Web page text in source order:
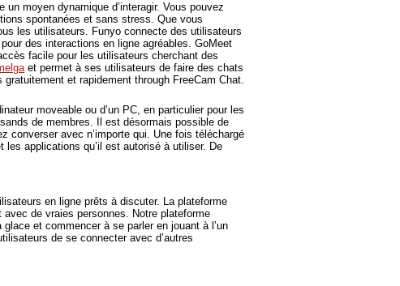
moyen dynamique d’interagir. Vous pouvez
spontanées et sans stress. Que vous
les utilisateurs. Funyo connecte des utilisateurs
des interactions en ligne agréables. GoMeet
facile pour les utilisateurs cherchant des
et permet à ses utilisateurs de faire des chats
et rapidement through FreeCam Chat.
moveable ou d’un PC, en particulier pour les
de membres. Il est désormais possible de
converser avec n’importe qui. Une fois téléchargé
applications qu’il est autorisé à utiliser. De
en ligne prêts à discuter. La plateforme
de vraies personnes. Notre plateforme
et commencer à se parler en jouant à l’un
de se connecter avec d’autres